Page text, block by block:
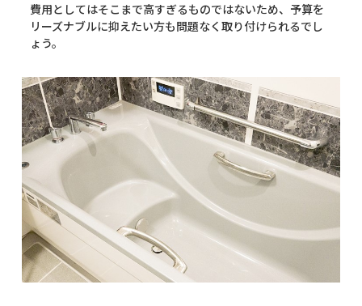
費用としてはそこまで高すぎるものではないため、予算を
リーズナブルに抑えたい方も問題なく取り付けられるでし
ょう。